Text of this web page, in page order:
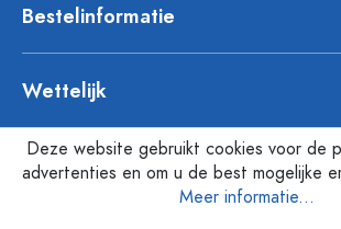
Bestelinformatie
Wettelijk
Deze website gebruikt cookies voor de
advertenties en om u de best mogelijke
Meer informatie...